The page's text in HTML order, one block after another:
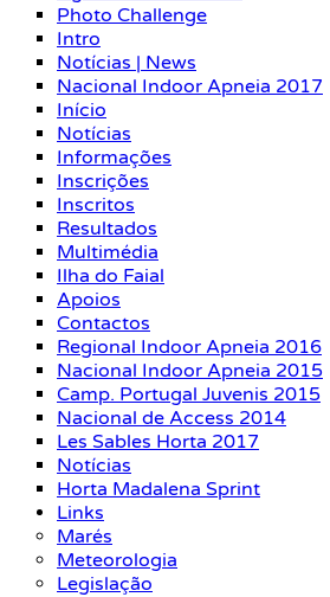
Photo Challenge
Intro
Notícias | News
Nacional Indoor Apneia 2017
Início
Notícias
Informações
Inscrições
Inscritos
Resultados
Multimédia
Ilha do Faial
Apoios
Contactos
Regional Indoor Apneia 2016
Nacional Indoor Apneia 2015
Camp. Portugal Juvenis 2015
Nacional de Access 2014
Les Sables Horta 2017
Notícias
Horta Madalena Sprint
Links
Marés
Meteorologia
Legislação